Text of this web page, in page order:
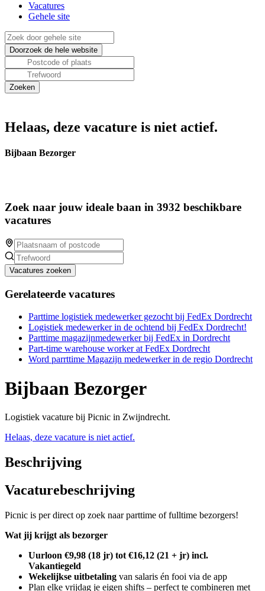
Vacatures
Gehele site
Helaas, deze vacature is niet actief.
Bijbaan Bezorger
Zoek naar jouw ideale baan in 3932 beschikbare
vacatures
Vacatures zoeken
Gerelateerde vacatures
Parttime logistiek medewerker gezocht bij FedEx Dordrecht
Logistiek medewerker in de ochtend bij FedEx Dordrecht!
Parttime magazijnmedewerker bij FedEx in Dordrecht
Part-time warehouse worker at FedEx Dordrecht
Word parrttime Magazijn medewerker in de regio Dordrecht
Bijbaan Bezorger
Logistiek vacature bij Picnic in Zwijndrecht.
Helaas, deze vacature is niet actief.
Beschrijving
Vacaturebeschrijving
Picnic is per direct op zoek naar parttime of fulltime bezorgers!
Wat jij krijgt als bezorger
Uurloon €9,98 (18 jr) tot €16,12 (21 + jr) incl.
Vakantiegeld
Wekelijkse uitbetaling van salaris én fooi via de app
Plan elke vrijdag je eigen shifts – perfect te combineren met